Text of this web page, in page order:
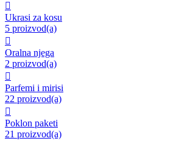

Ukrasi za kosu
5 proizvod(a)

Oralna njega
2 proizvod(a)

Parfemi i mirisi
22 proizvod(a)

Poklon paketi
21 proizvod(a)